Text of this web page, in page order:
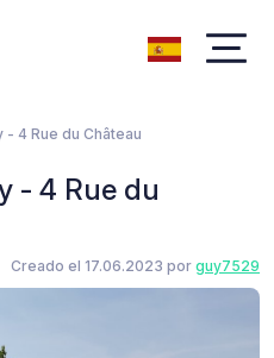
- 4 Rue du Château
- 4 Rue du
Creado el 17.06.2023 por guy7529